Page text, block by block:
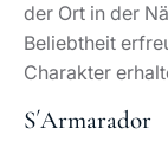
der Ort in der
Beliebtheit
Charakter
S´Armarador